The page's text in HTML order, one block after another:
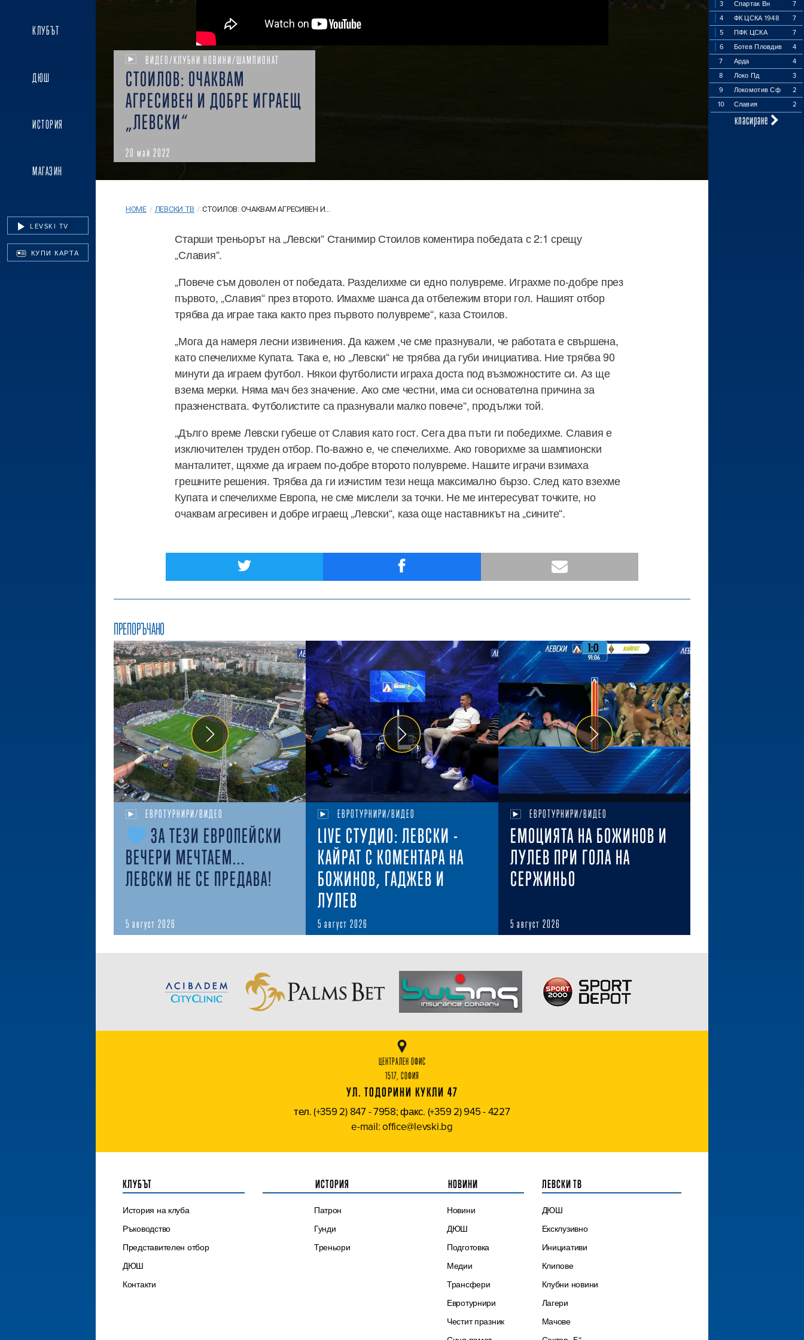
КЛУБЪТ
ДЮШ
ИСТОРИЯ
МАГАЗИН
LEVSKI TV
КУПИ КАРТА
3 Спартак Вн
7
4
ФК ЦСКА 1948
7
5
ПФК ЦСКА
7
6
Ботев Пловдив
4
7
Арда
4
8
Локо Пд
3
9
Локомотив Сф
2
10
Славия 2
класиране
ВИДЕО/КЛУБНИ НОВИНИ/ШАМПИОНАТ
СТОИЛОВ: ОЧАКВАМ
АГРЕСИВЕН И ДОБРЕ ИГРАЕЩ
„ЛЕВСКИ“
20 май 2022
HOME / ЛЕВСКИ ТВ / СТОИЛОВ: ОЧАКВАМ АГРЕСИВЕН И...
Старши треньорът на „Левски“ Станимир Стоилов коментира победата с 2:1 срещу
„Славия“.
„Повече съм доволен от победата. Разделихме си едно полувреме. Играхме по-добре през
първото, „Славия“ през второто. Имахме шанса да отбележим втори гол. Нашият отбор
трябва да играе така както през първото полувреме“, каза Стоилов.
„Мога да намеря лесни извинения. Да кажем ,че сме празнували, че работата е свършена,
като спечелихме Купата. Така е, но „Левски“ не трябва да губи инициатива. Ние трябва 90
минути да играем футбол. Някои футболисти играха доста под възможностите си. Аз ще
взема мерки. Няма мач без значение. Ако сме честни, има си основателна причина за
празненствата. Футболистите са празнували малко повече“, продължи той.
„Дълго време Левски губеше от Славия като гост. Сега два пъти ги победихме. Славия е
изключителен труден отбор. По-важно е, че спечелихме. Ако говорихме за шампионски
манталитет, щяхме да играем по-добре второто полувреме. Нашите играчи взимаха
грешните решения. Трябва да ги изчистим тези неща максимално бързо. След като взехме
Купата и спечелихме Европа, не сме мислели за точки. Не ме интересуват точките, но
очаквам агресивен и добре играещ „Левски“, каза още наставникът на „сините“.
ПРЕПОРЪЧАНО
ЕВРОТУРНИРИ/ВИДЕО
ЗА ТЕЗИ ЕВРОПЕЙСКИ
ВЕЧЕРИ МЕЧТАЕМ...
ЛЕВСКИ НЕ СЕ ПРЕДАВА!
5 август 2026
ЕВРОТУРНИРИ/ВИДЕО
LIVE СТУДИО: ЛЕВСКИ -
КАЙРАТ С КОМЕНТАРА НА
БОЖИНОВ, ГАДЖЕВ И
ЛУЛЕВ
5 август 2026
ЕВРОТУРНИРИ/ВИДЕО
ЕМОЦИЯТА НА БОЖИНОВ И
ЛУЛЕВ ПРИ ГОЛА НА
СЕРЖИНЬО
5 август 2026
ЦЕНТРАЛЕН ОФИС
1517, СОФИЯ
УЛ. ТОДОРИНИ КУКЛИ 47
тел. (+359 2) 847 - 7958; факс. (+359 2) 945 - 4227
e-mail: office@levski.bg
КЛУБЪТ
История на клуба
Ръководство
Представителен отбор
ДЮШ
Контакти
ИСТОРИЯ
Патрон
Гунди
Треньори
НОВИНИ
Новини
ДЮШ
Подготовка
Медии
Трансфери
Евротурнири
Честит празник
ЛЕВСКИ ТВ
ДЮШ
Ексклузивно
Инициативи
Клипове
Клубни новини
Лагери
Мачове